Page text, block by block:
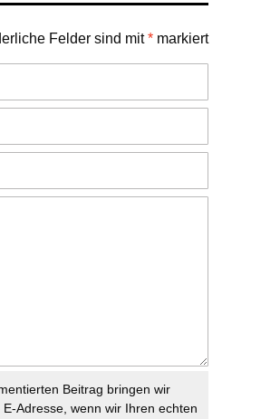
Felder sind mit* markiert
Beitrag bringen wir
Adresse, wenn wir Ihren echten